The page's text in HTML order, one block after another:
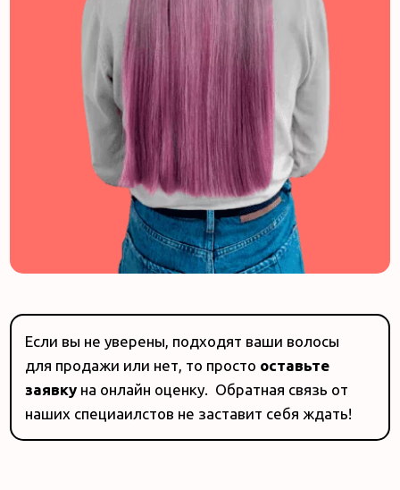
Если вы не уверены, подходят ваши волосы
для продажи или нет, то просто оставьте
заявку на онлайн оценку. Обратная связь от
наших специаилстов не заставит себя ждать!